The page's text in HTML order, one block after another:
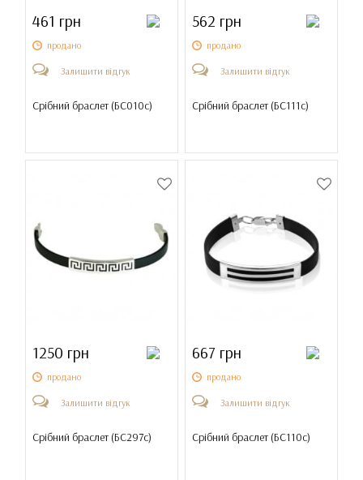
461 грн
продано
Залишити відгук
Срібний браслет (БС010с)
562 грн
продано
Залишити відгук
Срібний браслет (БС111с)
1250 грн
продано
Залишити відгук
Срібний браслет (БС297с)
667 грн
продано
Залишити відгук
Срібний браслет (БС110с)